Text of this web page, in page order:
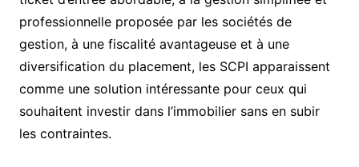
professionnelle proposée par les sociétés de
gestion, à une fiscalité avantageuse et à une
diversification du placement, les SCPI apparaissent
comme une solution intéressante pour ceux qui
souhaitent investir dans l’immobilier sans en subir
les contraintes.